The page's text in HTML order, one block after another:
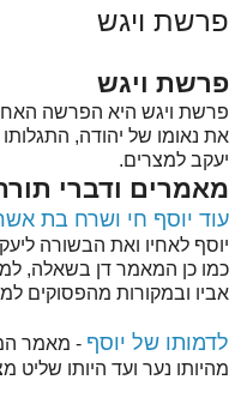
פרשת ויגש
פרשת ויגש
פרשת ויגש היא הפרשה
את נאומו של יהודה,
יעקב למצרים.
מאמרים ודברי
עוד יוסף חי ושרח בת
יוסף לאחיו ואת הבשורה
כמו כן המאמר דן בשאלה,
אביו ובמקורות מהפסוקים
לדמותו של יוסף - מאמר
מהיותו נער ועד היותו שליט